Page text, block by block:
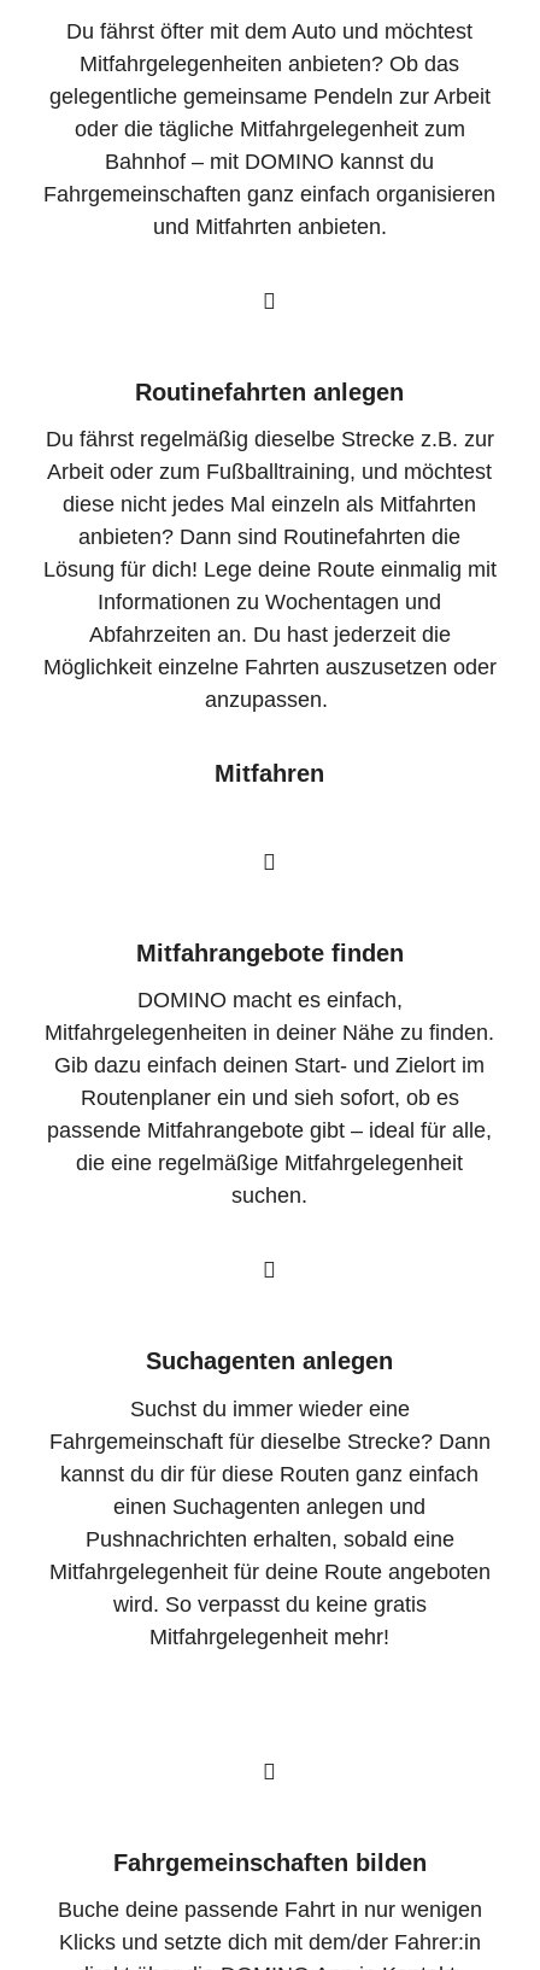
Du fährst öfter mit dem Auto und möchtest
Mitfahrgelegenheiten anbieten? Ob das
gelegentliche gemeinsame Pendeln zur Arbeit
oder die tägliche Mitfahrgelegenheit zum
Bahnhof – mit DOMINO kannst du
Fahrgemeinschaften ganz einfach organisieren
und Mitfahrten anbieten.
Routinefahrten anlegen
Du fährst regelmäßig dieselbe Strecke z.B. zur
Arbeit oder zum Fußballtraining, und möchtest
diese nicht jedes Mal einzeln als Mitfahrten
anbieten? Dann sind Routinefahrten die
Lösung für dich! Lege deine Route einmalig mit
Informationen zu Wochentagen und
Abfahrzeiten an. Du hast jederzeit die
Möglichkeit einzelne Fahrten auszusetzen oder
anzupassen.
Mitfahren
Mitfahrangebote finden
DOMINO macht es einfach,
Mitfahrgelegenheiten in deiner Nähe zu finden.
Gib dazu einfach deinen Start- und Zielort im
Routenplaner ein und sieh sofort, ob es
passende Mitfahrangebote gibt – ideal für alle,
die eine regelmäßige Mitfahrgelegenheit
suchen.
Suchagenten anlegen
Suchst du immer wieder eine
Fahrgemeinschaft für dieselbe Strecke? Dann
kannst du dir für diese Routen ganz einfach
einen Suchagenten anlegen und
Pushnachrichten erhalten, sobald eine
Mitfahrgelegenheit für deine Route angeboten
wird. So verpasst du keine gratis
Mitfahrgelegenheit mehr!
Fahrgemeinschaften bilden
Buche deine passende Fahrt in nur wenigen
Klicks und setzte dich mit dem/der Fahrer:in